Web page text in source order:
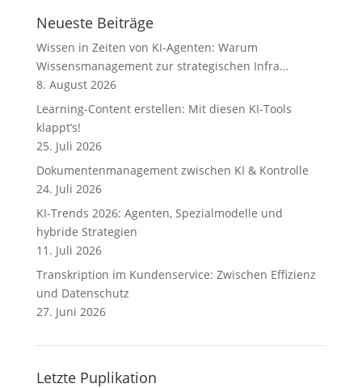
Neueste Beiträge
Wissen in Zeiten von KI-Agenten: Warum
Wissensmanagement zur strategischen Infra…
8. August 2026
Learning-Content erstellen: Mit diesen KI-Tools
klappt’s!
25. Juli 2026
Dokumentenmanagement zwischen KI & Kontrolle
24. Juli 2026
KI-Trends 2026: Agenten, Spezialmodelle und
hybride Strategien
11. Juli 2026
Transkription im Kundenservice: Zwischen Effizienz
und Datenschutz
27. Juni 2026
Letzte Puplikation